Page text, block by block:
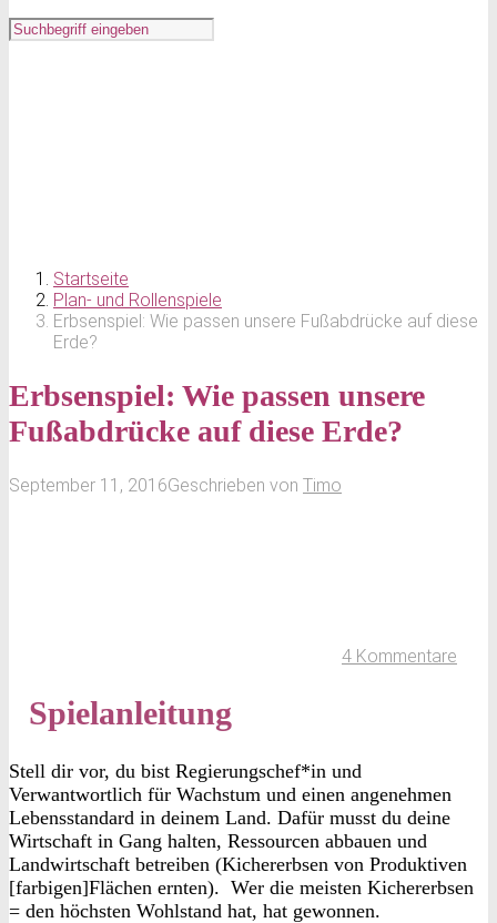
Startseite
Plan- und Rollenspiele
Erbsenspiel: Wie passen unsere Fußabdrücke auf diese
Erde?
Erbsenspiel: Wie passen unsere
Fußabdrücke auf diese Erde?
September 11, 2016Geschrieben von Timo
4 Kommentare
Spielanleitung
Stell dir vor, du bist Regierungschef*in und
Verwantwortlich für Wachstum und einen angenehmen
Lebensstandard in deinem Land. Dafür musst du deine
Wirtschaft in Gang halten, Ressourcen abbauen und
Landwirtschaft betreiben (Kichererbsen von Produktiven
[farbigen]Flächen ernten). Wer die meisten Kichererbsen
= den höchsten Wohlstand hat, hat gewonnen.